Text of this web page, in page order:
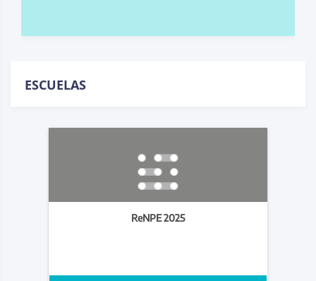
ESCUELAS
ReNPE 2025